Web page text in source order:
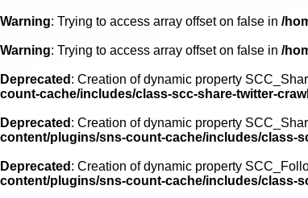
Warning: Trying to access array offset on false in /
Warning: Trying to access array offset on false in /
Deprecated : Creation of dynamic property
count-cache/includes/class-scc-share-twitter-
Deprecated : Creation of dynamic property
content/plugins/sns-count-cache/includes/class-
Deprecated : Creation of dynamic property
content/plugins/sns-count-cache/includes/class-